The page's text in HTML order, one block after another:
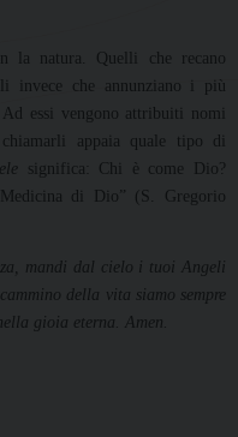
la natura. Quelli che recano
invece che annunziano i più
essi vengono attribuiti nomi
appaia quale tipo di
significa: Chi è come Dio?
Medicina di Dio” (S. Gregorio
mandi dal cielo i tuoi Angeli
della vita siamo sempre
gioia eterna. Amen.